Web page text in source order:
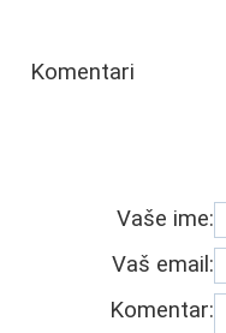
Komentari
Vaše ime:
Vaš email:
Komentar: